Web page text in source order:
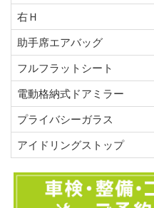
右Ｈ
助手席エアバッグ
フルフラットシート
電動格納式ドアミラー
プライバシーガラス
アイドリングストップ